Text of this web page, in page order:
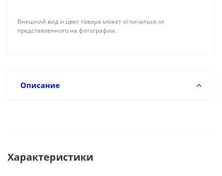
Внешний вид и цвет товара может отличаться от
представленного на фотографии.
Описание
Характеристики